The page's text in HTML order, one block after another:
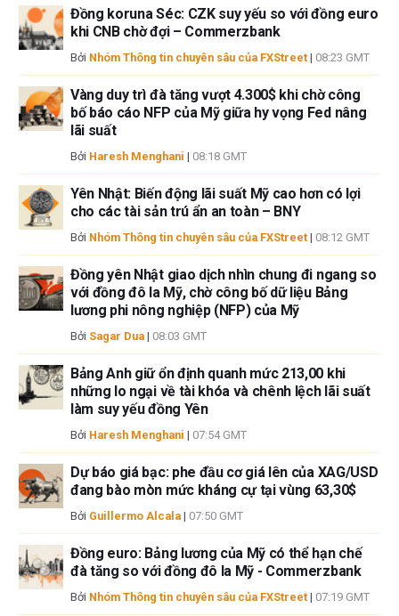
bài, tác giả không nắm giữ vị thế nào đối với bất kỳ cổ phiếu nào được đề
cập trong bài viết này và không có quan hệ kinh doanh với bất kỳ công ty
nào được đề cập. Tác giả không nhận được tiền công cho việc viết bài
này, ngoài từ FXStreet.
FXStreet và tác giả không cung cấp các đề xuất được cá nhân hóa. Tác
giả không cam đoan về tính chính xác, đầy đủ hoặc phù hợp của thông
tin này. FXStreet và tác giả sẽ không chịu trách nhiệm về bất kỳ sai sót,
thiếu sót hoặc bất kỳ tổn thất, thương tích hoặc thiệt hại nào phát sinh từ
thông tin này và việc hiển thị hoặc sử dụng thông tin này. Ngoại trừ các
lỗi và thiếu sót.
Tác giả và FXStreet không phải là các cố vấn đầu tư đã đăng ký và không
có nội dung nào trong bài viết này nhằm mục đích tư vấn đầu tư.
Đồng koruna Séc: CZK suy yếu so với đồng euro
khi CNB chờ đợi – Commerzbank
Bởi Nhóm Thông tin chuyên sâu của FXStreet | 08:23 GMT
Vàng duy trì đà tăng vượt 4.300$ khi chờ công
bố báo cáo NFP của Mỹ giữa hy vọng Fed nâng
lãi suất
Bởi Haresh Menghani | 08:18 GMT
Yên Nhật: Biến động lãi suất Mỹ cao hơn có lợi
cho các tài sản trú ẩn an toàn – BNY
Bởi Nhóm Thông tin chuyên sâu của FXStreet | 08:12 GMT
Đồng yên Nhật giao dịch nhìn chung đi ngang so
với đồng đô la Mỹ, chờ công bố dữ liệu Bảng
lương phi nông nghiệp (NFP) của Mỹ
Bởi Sagar Dua | 08:03 GMT
Bảng Anh giữ ổn định quanh mức 213,00 khi
những lo ngại về tài khóa và chênh lệch lãi suất
làm suy yếu đồng Yên
Bởi Haresh Menghani | 07:54 GMT
Dự báo giá bạc: phe đầu cơ giá lên của XAG/USD
đang bào mòn mức kháng cự tại vùng 63,30$
Bởi Guillermo Alcala | 07:50 GMT
Đồng euro: Bảng lương của Mỹ có thể hạn chế
đà tăng so với đồng đô la Mỹ - Commerzbank
Bởi Nhóm Thông tin chuyên sâu của FXStreet | 07:19 GMT